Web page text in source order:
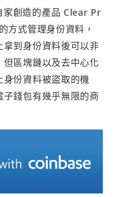
創造的產品 Clear Pr
方式管理身份資料，
到身份資料後可以非
區塊鏈以及去中心化
份資料被盜取的機
錢包有幾乎無限的商